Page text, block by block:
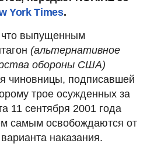
York Times.
что выпущенным
(альтернативное
обороны США)
чиновницы, подписавшей
трое осужденных за
11 сентября 2001 года
самым освобождаются от
наказания.